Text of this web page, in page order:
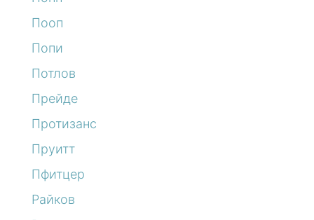
Пооп
Попи
Потлов
Прейде
Протизанс
Пруитт
Пфитцер
Райков